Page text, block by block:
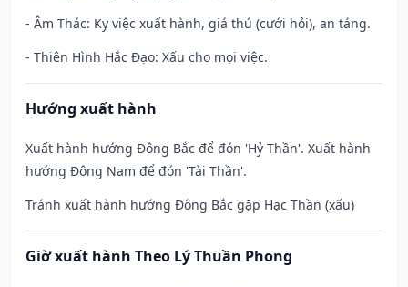
- Âm Thác: Kỵ việc xuất hành, giá thú (cưới hỏi), an táng.
- Thiên Hình Hắc Đạo: Xấu cho mọi việc.
Hướng xuất hành
Xuất hành hướng Đông Bắc để đón 'Hỷ Thần'. Xuất hành
hướng Đông Nam để đón 'Tài Thần'.
Tránh xuất hành hướng Đông Bắc gặp Hạc Thần (xấu)
Giờ xuất hành Theo Lý Thuần Phong